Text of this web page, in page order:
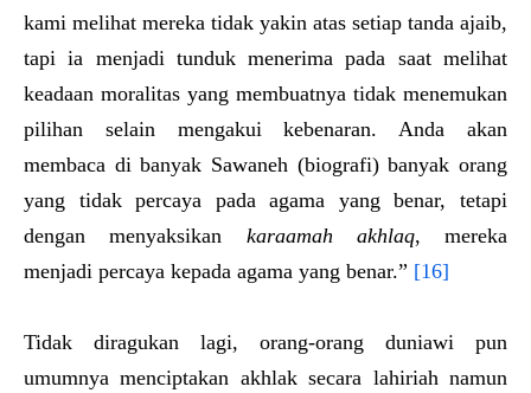
kami melihat mereka tidak yakin atas setiap tanda ajaib,
tapi ia menjadi tunduk menerima pada saat melihat
keadaan moralitas yang membuatnya tidak menemukan
pilihan selain mengakui kebenaran. Anda akan
membaca di banyak Sawaneh (biografi) banyak orang
yang tidak percaya pada agama yang benar, tetapi
dengan menyaksikan karaamah akhlaq, mereka
menjadi percaya kepada agama yang benar.” [16]
Tidak diragukan lagi, orang-orang duniawi pun
umumnya menciptakan akhlak secara lahiriah namun